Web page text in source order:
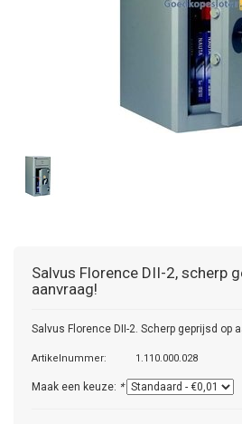
Salvus Florence DII-2, scherp
aanvraag!
Salvus Florence DII-2. Scherp geprijsd op
Artikelnummer: 1.110.000.028
Maak een keuze: *